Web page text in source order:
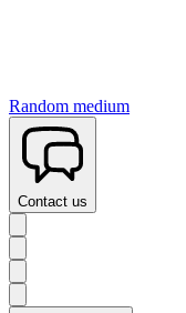
Random medium
Contact us